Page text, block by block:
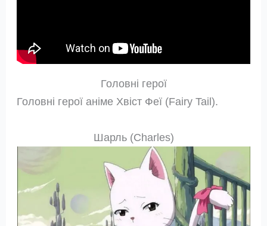
Головні герої
Головні герої аніме Хвіст Феї (Fairy Tail).
Шарль (Charles)